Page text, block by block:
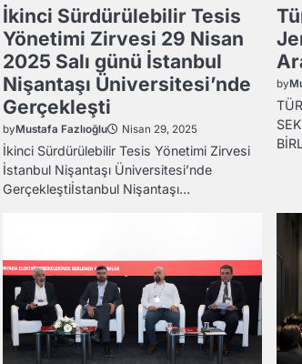
İkinci Sürdürülebilir Tesis
Yönetimi Zirvesi 29 Nisan
2025 Salı günü İstanbul
Nişantaşı Üniversitesi’nde
Gerçekleşti
byMustafa Fazlıoğlu Nisan 29, 2025
İkinci Sürdürülebilir Tesis Yönetimi Zirvesi
İstanbul Nişantaşı Üniversitesi’nde
Gerçekleştiİstanbul Nişantaşı…
by